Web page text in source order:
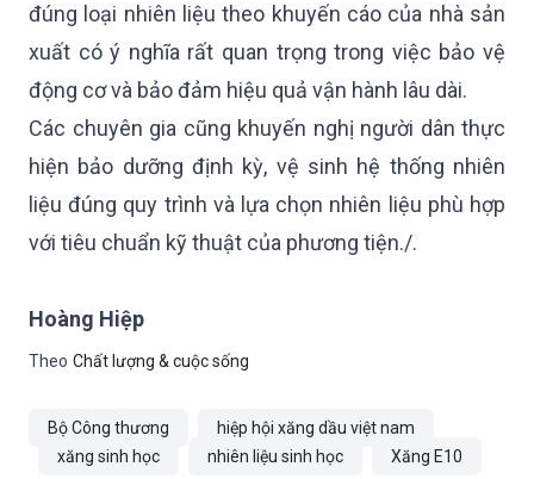
đúng loại nhiên liệu theo khuyến cáo của nhà sản
xuất có ý nghĩa rất quan trọng trong việc bảo vệ
động cơ và bảo đảm hiệu quả vận hành lâu dài.
Các chuyên gia cũng khuyến nghị người dân thực
hiện bảo dưỡng định kỳ, vệ sinh hệ thống nhiên
liệu đúng quy trình và lựa chọn nhiên liệu phù hợp
với tiêu chuẩn kỹ thuật của phương tiện./.
Hoàng Hiệp
Theo Chất lượng & cuộc sống
Bộ Công thương
hiệp hội xăng dầu việt nam
xăng sinh học
nhiên liệu sinh học Xăng E10